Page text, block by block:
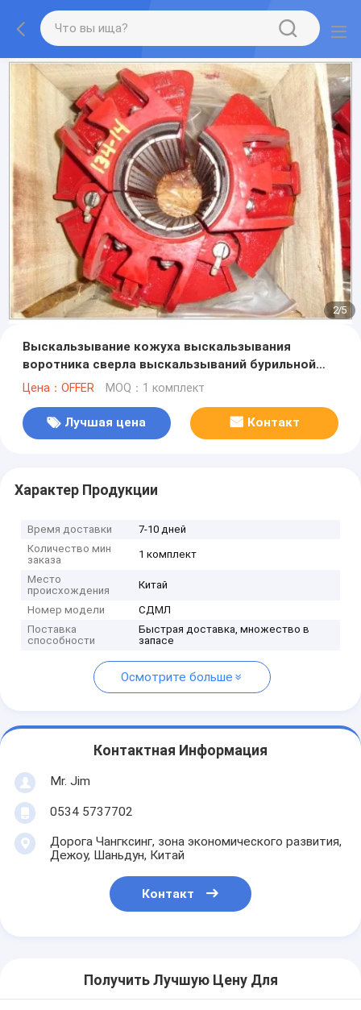
2/5
Выскальзывание кожуха выскальзывания
воротника сверла выскальзываний бурильной
трубы соответствующее к ИНСТРУМЕНТАМ
НОЯБРЯ ВАРКО БДЖ
Цена：OFFER MOQ：1 комплект
Лучшая цена Контакт
Характер Продукции
Время доставки
7-10 дней
Количество мин
заказа
1 комплект
Место
происхождения
Китай
Номер модели
СДМЛ
Поставка
способности
Быстрая доставка, множество в
запасе
Осмотрите больше
Контактная Информация
Mr. Jim
0534 5737702
Дорога Чангксинг, зона экономического развития,
Дежоу, Шаньдун, Китай
Контакт
Получить Лучшую Цену Для